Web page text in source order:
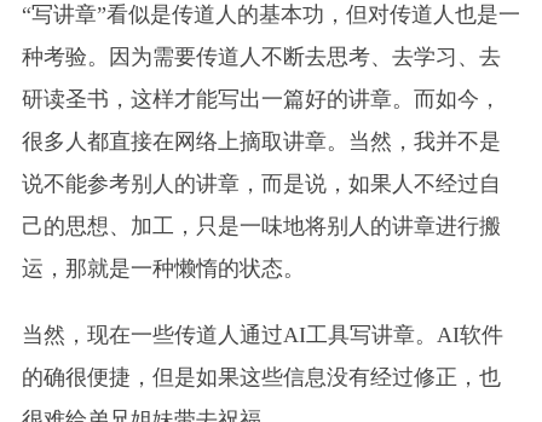
“写讲章”看似是传道人的基本功，但对传道人也是一
种考验。因为需要传道人不断去思考、去学习、去
研读圣书，这样才能写出一篇好的讲章。而如今，
很多人都直接在网络上摘取讲章。当然，我并不是
说不能参考别人的讲章，而是说，如果人不经过自
己的思想、加工，只是一味地将别人的讲章进行搬
运，那就是一种懒惰的状态。
当然，现在一些传道人通过AI工具写讲章。AI软件
的确很便捷，但是如果这些信息没有经过修正，也